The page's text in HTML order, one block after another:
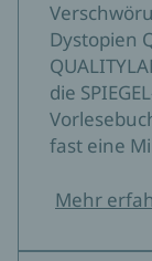
»Marc-Uwe
auch Krimi –
Brigitte
Angela Wittmann,
Themas«
Dystopien
die
fast eine
Mehr